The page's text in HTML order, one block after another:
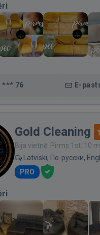
*** 76 E-
Gold Cleaning
Bija vietnē: Pirms 1st. 10
Latviski, По-русски,
PRO